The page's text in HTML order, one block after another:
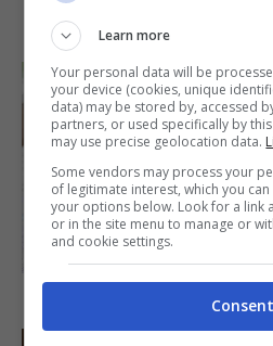
Arista di
Learn more
Your personal data will be
your device (cookies, unique
data) may be stored by, accessed
partners, or used specifically by
may use precise geolocation data.
Some vendors may process your
of legitimate interest, which you
your options below. Look for a link
or in the site menu to manage or
and cookie settings.
Consent